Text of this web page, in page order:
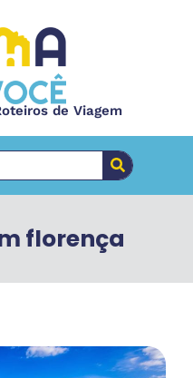
de Viagem
florença